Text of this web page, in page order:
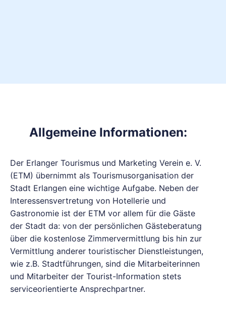
Allgemeine Informationen:
Der Erlanger Tourismus und Marketing Verein e. V.
(ETM) übernimmt als Tourismusorganisation der
Stadt Erlangen eine wichtige Aufgabe. Neben der
Interessensvertretung von Hotellerie und
Gastronomie ist der ETM vor allem für die Gäste
der Stadt da: von der persönlichen Gästeberatung
über die kostenlose Zimmervermittlung bis hin zur
Vermittlung anderer touristischer Dienstleistungen,
wie z.B. Stadtführungen, sind die Mitarbeiterinnen
und Mitarbeiter der Tourist-Information stets
serviceorientierte Ansprechpartner.